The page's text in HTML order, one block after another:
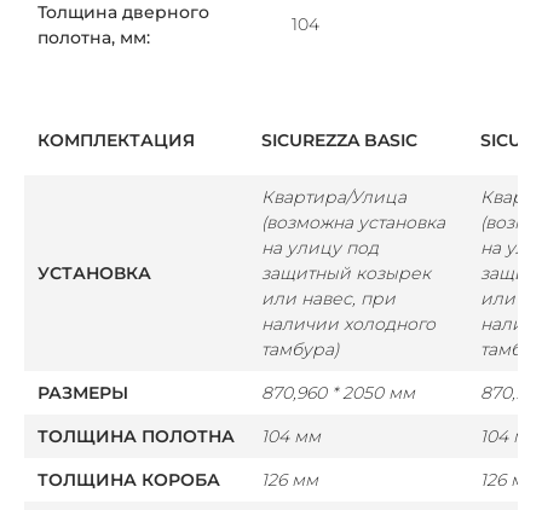
Толщина дверного
полотна, мм:
104
КОМПЛЕКТАЦИЯ SICUREZZA BASIC
УСТАНОВКА
Квартира/Улица
(возможна установка
на улицу под
защитный козырек
или навес, при
наличии холодного
тамбура)
на
или
РАЗМЕРЫ
870,960 * 2050 мм
ТОЛЩИНА ПОЛОТНА
104 мм
104 мм
ТОЛЩИНА КОРОБА
126 мм 126 мм